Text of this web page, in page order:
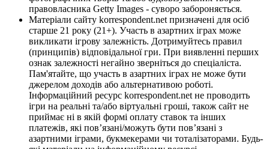
правовласника Getty Images - суворо забороняється.
Матеріали сайту korrespondent.net призначені для осіб
старше 21 року (21+). Участь в азартних іграх може
викликати ігрову залежність. Дотримуйтесь правил
(принципів) відповідальної гри. При виявленні перших
ознак залежності негайно зверніться до спеціаліста.
Пам'ятайте, що участь в азартних іграх не може бути
джерелом доходів або альтернативою роботі.
Інформаційний ресурс korrespondent.net не проводить
ігри на реальні та/або віртуальні гроші, також сайт не
приймає ні в якій формі оплату ставок та інших
платежів, які пов’язані/можуть бути пов’язані з
азартними іграми, букмекерами чи тоталізаторами. Будь-